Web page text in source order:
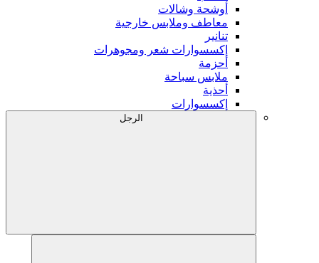
أوشحة وشالات
معاطف وملابس خارجية
تنانير
إكسسوارات شعر ومجوهرات
أحزمة
ملابس سباحة
أحذية
إكسسوارات
الرجل